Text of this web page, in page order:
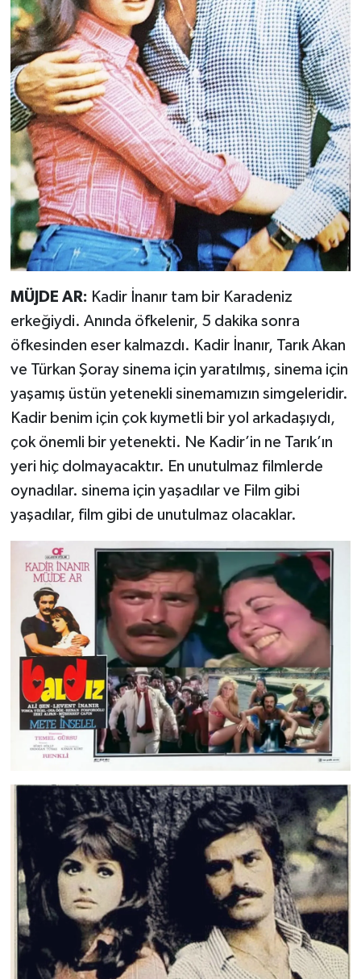
MÜJDE AR: Kadir İnanır tam bir Karadeniz
erkeğiydi. Anında öfkelenir, 5 dakika sonra
öfkesinden eser kalmazdı. Kadir İnanır, Tarık Akan
ve Türkan Şoray sinema için yaratılmış, sinema için
yaşamış üstün yetenekli sinemamızın simgeleridir.
Kadir benim için çok kıymetli bir yol arkadaşıydı,
çok önemli bir yetenekti. Ne Kadir’in ne Tarık’ın
yeri hiç dolmayacaktır. En unutulmaz filmlerde
oynadılar. sinema için yaşadılar ve Film gibi
yaşadılar, film gibi de unutulmaz olacaklar.